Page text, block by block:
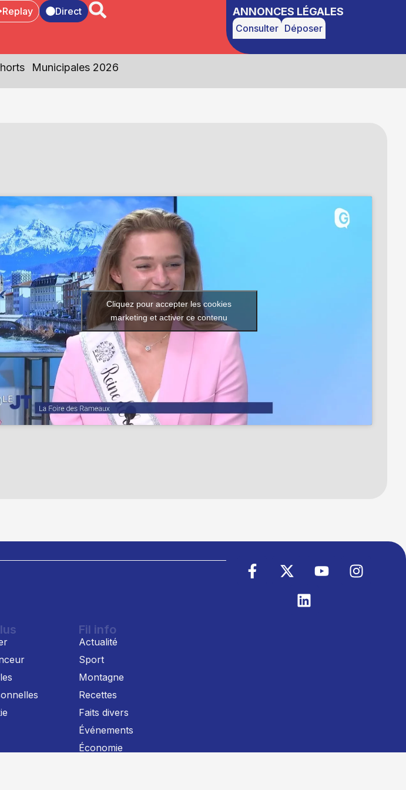
Replay Direct ANNONCES LÉGALES
Consulter Déposer
Municipales 2026
Cliquez pour accepter les cookies
marketing et activer ce contenu
Fil info
Actualité
Sport
Montagne
Recettes
Faits divers
Événements
Économie